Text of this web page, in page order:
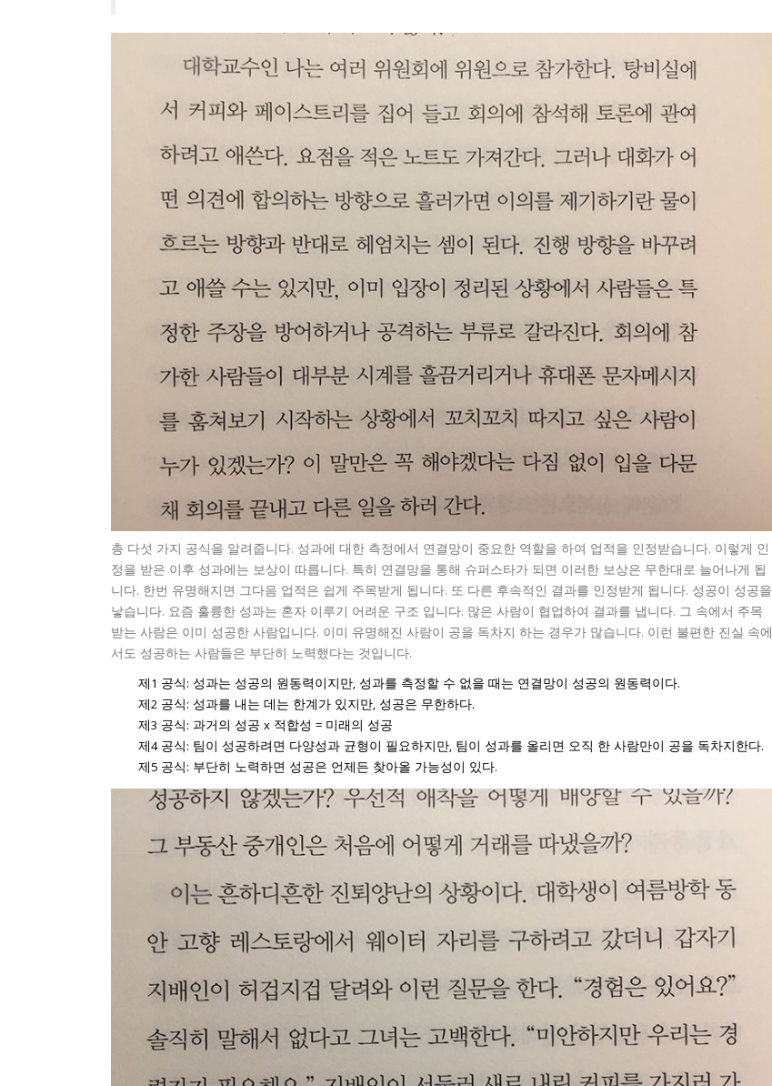
총 다섯 가지 공식을 알려줍니다. 성과에 대한 측정에서 연결망이 중요한 역할을 하여 업적을 인정받습니다. 이렇게 인
정을 받은 이후 성과에는 보상이 따릅니다. 특히 연결망을 통해 슈퍼스타가 되면 이러한 보상은 무한대로 늘어나게 됩
니다. 한번 유명해지면 그다음 업적은 쉽게 주목받게 됩니다. 또 다른 후속적인 결과를 인정받게 됩니다. 성공이 성공을
낳습니다. 요즘 훌륭한 성과는 혼자 이루기 어려운 구조 입니다. 많은 사람이 협업하여 결과를 냅니다. 그 속에서 주목
받는 사람은 이미 성공한 사람입니다. 이미 유명해진 사람이 공을 독차지 하는 경우가 많습니다. 이런 불편한 진실 속에
서도 성공하는 사람들은 부단히 노력했다는 것입니다.
제1 공식: 성과는 성공의 원동력이지만, 성과를 측정할 수 없을 때는 연결망이 성공의 원동력이다.
제2 공식: 성과를 내는 데는 한계가 있지만, 성공은 무한하다.
제3 공식: 과거의 성공 x 적합성 = 미래의 성공
제4 공식: 팀이 성공하려면 다양성과 균형이 필요하지만, 팀이 성과를 올리면 오직 한 사람만이 공을 독차지한다.
제5 공식: 부단히 노력하면 성공은 언제든 찾아올 가능성이 있다.